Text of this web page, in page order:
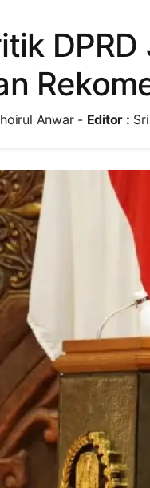
Anwar - Editor :